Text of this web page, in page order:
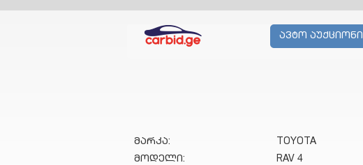
ავტო აუქციონი
მარკა:
TOYOTA
მოდელი:
RAV 4